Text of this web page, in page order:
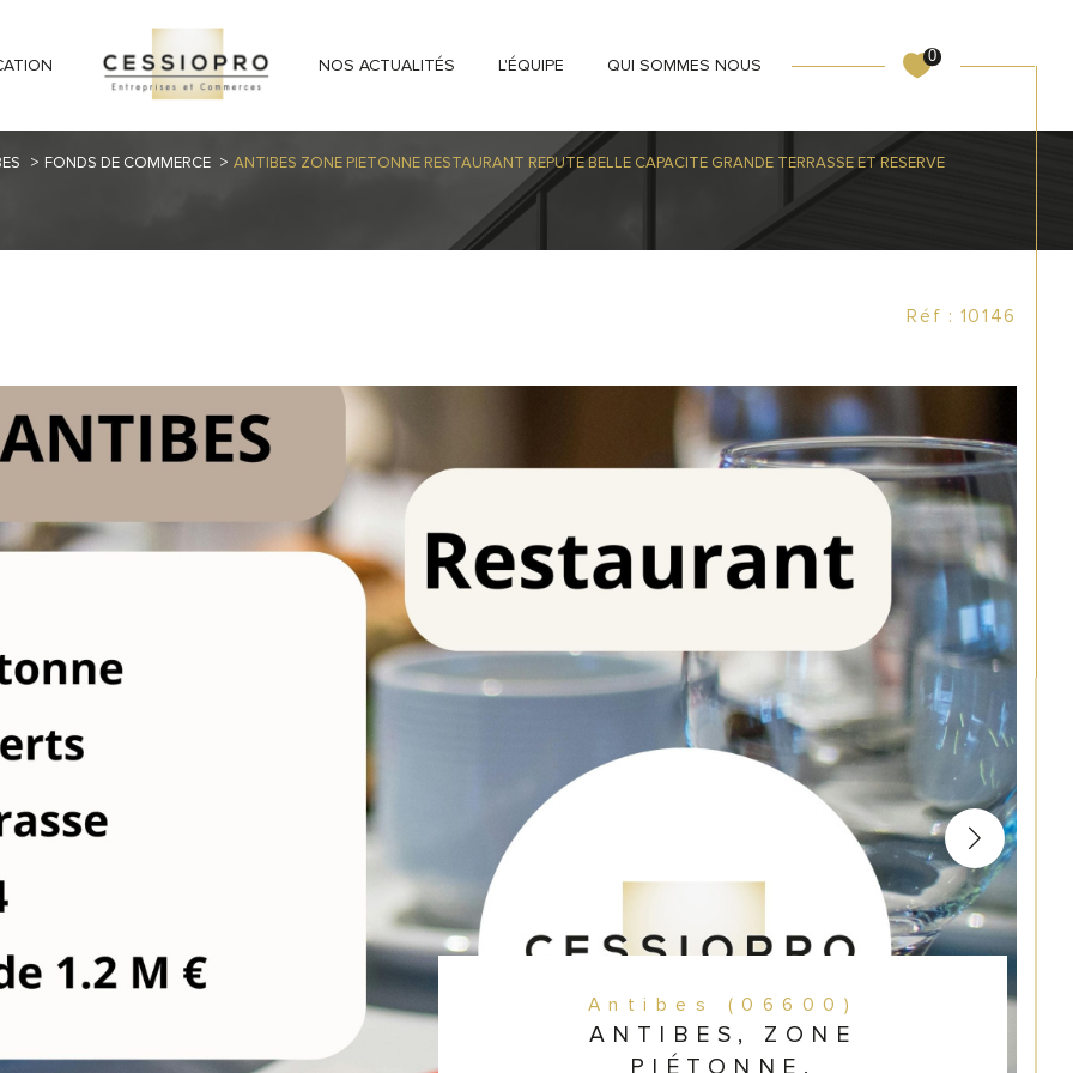
NOS ACTUALITÉS L'ÉQUIPE QUI SOMMES NOUS 0
FONDS DE COMMERCE ANTIBES ZONE PIETONNE RESTAURANT REPUTE BELLE CAPACITE GRANDE TERRASSE ET RESERVE
Réf : 10146
Antibes (06600)
ANTIBES, ZONE